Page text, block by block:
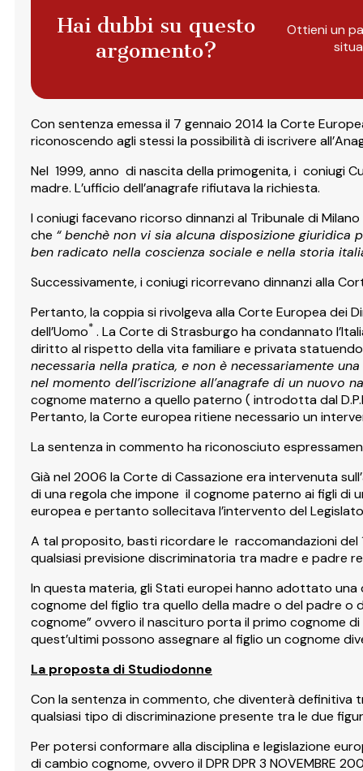
Hai dubbi su questo
argomento?
Ottieni un
Con sentenza emessa il 7 gennaio 2014 la Corte
riconoscendo agli stessi la possibilità di iscrivere
Nel 1999, anno di nascita della primogenita, i coniugi
madre. L’ufficio dell’anagrafe rifiutava la richiesta.
I coniugi facevano ricorso dinnanzi al Tribunale di
che “ benchè non vi sia alcuna disposizione
ben radicato nella coscienza sociale e nella storia
Successivamente, i coniugi ricorrevano dinnanzi alla
Pertanto, la coppia si rivolgeva alla Corte Europea dei
dell’Uomo* . La Corte di Strasburgo ha condannato
diritto al rispetto della vita familiare e privata
necessaria nella pratica, e non è necessariamente
nel momento dell’iscrizione all’anagrafe di un nuovo
cognome materno a quello paterno ( introdotta dal
Pertanto, la Corte europea ritiene necessario un
La sentenza in commento ha riconosciuto
Già nel 2006 la Corte di Cassazione era intervenuta
di una regola che impone il cognome paterno ai figli di
europea e pertanto sollecitava l’intervento del
A tal proposito, basti ricordare le raccomandazioni del
qualsiasi previsione discriminatoria tra madre e padre
In questa materia, gli Stati europei hanno adottato
cognome del figlio tra quello della madre o del padre o
cognome” ovvero il nascituro porta il primo cognome
quest’ultimi possono assegnare al figlio un cognome
La proposta di Studiodonne
Con la sentenza in commento, che diventerà definitiva
qualsiasi tipo di discriminazione presente tra le due
Per potersi conformare alla disciplina e legislazione
di cambio cognome, ovvero il DPR DPR 3 NOVEMBRE